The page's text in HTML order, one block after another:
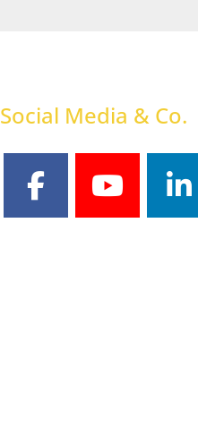
Social Media & Co.
facebookyoutube